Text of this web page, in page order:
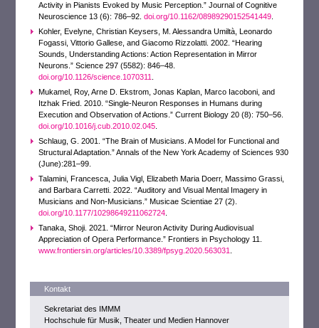
Activity in Pianists Evoked by Music Perception.” Journal of Cognitive
Neuroscience 13 (6): 786–92.doi.org/10.1162/08989290152541449
Kohler, Evelyne, Christian Keysers, M. Alessandra Umiltà, Leonardo
Fogassi, Vittorio Gallese, and Giacomo Rizzolatti. 2002. “Hearing
Sounds, Understanding Actions: Action Representation in Mirror
Neurons.” Science 297 (5582): 846–48.
doi.org/10.1126/science.1070311
Mukamel, Roy, Arne D. Ekstrom, Jonas Kaplan, Marco Iacoboni, and
Itzhak Fried. 2010. “Single-Neuron Responses in Humans during
Execution and Observation of Actions.” Current Biology 20 (8): 750–56.
doi.org/10.1016/j.cub.2010.02.045
Schlaug, G. 2001. “The Brain of Musicians. A Model for Functional and
Structural Adaptation.” Annals of the New York Academy of Sciences 930
(June):281–99.
Talamini, Francesca, Julia Vigl, Elizabeth Maria Doerr, Massimo Grassi,
and Barbara Carretti. 2022. “Auditory and Visual Mental Imagery in
Musicians and Non-Musicians.” Musicae Scientiae 27 (2).
doi.org/10.1177/10298649211062724
Tanaka, Shoji. 2021. “Mirror Neuron Activity During Audiovisual
Appreciation of Opera Performance.” Frontiers in Psychology 11.
www.frontiersin.org/articles/10.3389/fpsyg.2020.563031
Kontakt
Sekretariat des IMMM
Hochschule für Musik, Theater und Medien Hannover